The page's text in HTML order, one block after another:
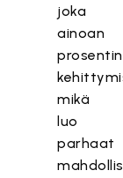
joka
ainoan
mikä
luo
parhaat